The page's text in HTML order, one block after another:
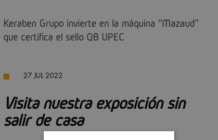
Keraben Grupo invierte en la máquina ''Mazaud''
que certifica el sello QB UPEC
27 JUL 2022
Visita nuestra exposición sin
salir de casa